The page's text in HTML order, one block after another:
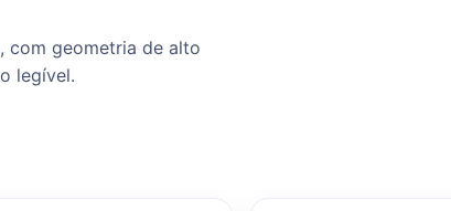
com geometria de alto
legível.